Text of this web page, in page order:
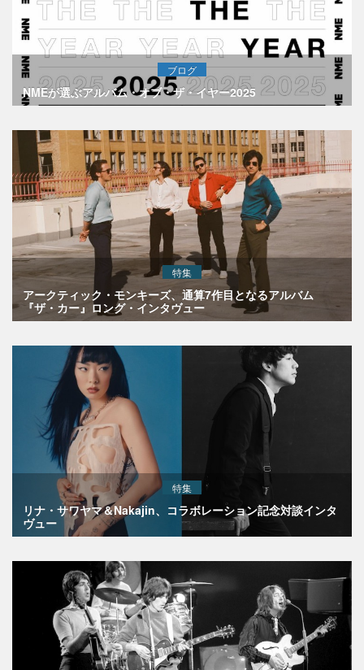
ブログ
NMEが選ぶアルバム・オブ・ザ・イヤー2025
特集
アークティック・モンキーズ、通算7作目となるアルバム
『ザ・カー』ロング・インタヴュー
特集
リナ・サワヤマ＆Nakajin、コラボレーション記念対談インタ
ヴュー